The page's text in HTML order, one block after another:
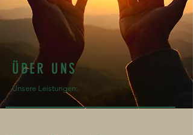
ÜBER UNS
Unsere Leistungen: